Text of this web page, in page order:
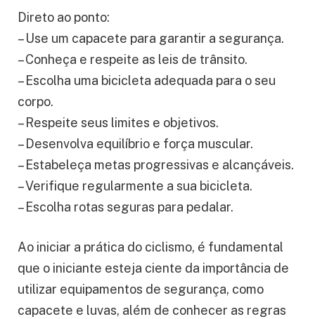
Direto ao ponto:
– Use um capacete para garantir a segurança.
– Conheça e respeite as leis de trânsito.
– Escolha uma bicicleta adequada para o seu
corpo.
– Respeite seus limites e objetivos.
– Desenvolva equilíbrio e força muscular.
– Estabeleça metas progressivas e alcançáveis.
– Verifique regularmente a sua bicicleta.
– Escolha rotas seguras para pedalar.
Ao iniciar a prática do ciclismo, é fundamental
que o iniciante esteja ciente da importância de
utilizar equipamentos de segurança, como
capacete e luvas, além de conhecer as regras